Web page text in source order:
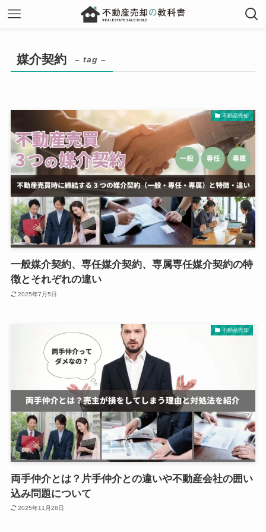
媒介契約 – tag –
不動産売却
一般媒介契約、専任媒介契約、専属専任媒介契約の特
徴とそれぞれの違い
2025年7月5日
不動産売却
両手仲介とは？片手仲介との違いや不動産会社の囲い
込み問題について
2025年11月28日